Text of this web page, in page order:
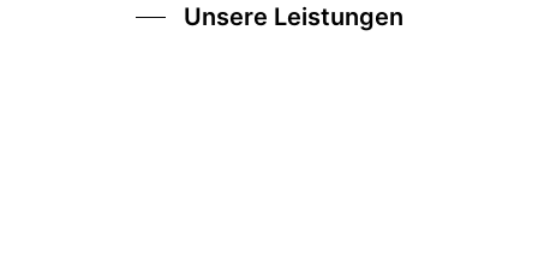
Unsere Leistungen